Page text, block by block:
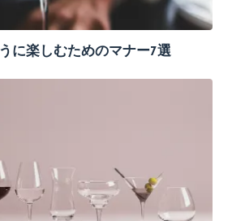
に楽しむためのマナー7選